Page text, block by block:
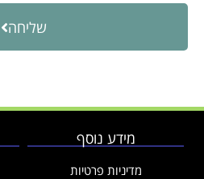
שליחה
מידע נוסף
מדיניות פרטיות